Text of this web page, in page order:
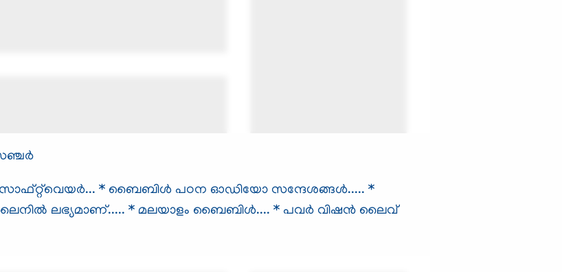
* ബൈബിള്‍ പഠന ഓഡിയോ സന്ദേശങ്ങള്‍..... *
ലഭ്യമാണ്..... * മലയാളം ബൈബിള്‍.... * പവര്‍ വിഷന്‍ ലൈവ്